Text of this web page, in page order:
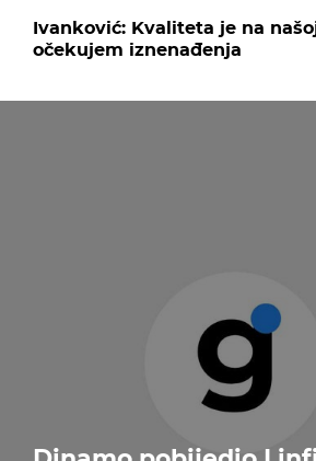
Ivanković: Kvaliteta je na
očekujem iznenađenja